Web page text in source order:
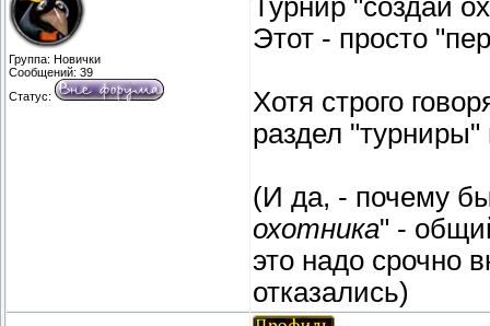
Группа: Новички
Сообщений: 39
Статус:
Турнир "создай
Этот - просто
Хотя строго
раздел "турниры"
(И да, - почему
охотника" -
это надо срочно
отказались)